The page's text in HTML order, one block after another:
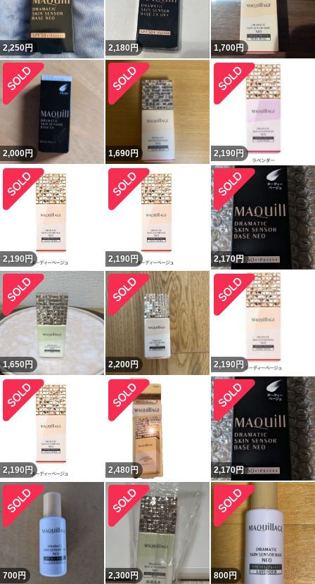
2,250円 2,180円 1,700円
2,000円 1,690円 2,190 円
2,190 円 2,190 円 2,170円
1,650円 2,200円 2,190 円
2,190 円 2,480 円 2,170円
700円 2,300円 800円